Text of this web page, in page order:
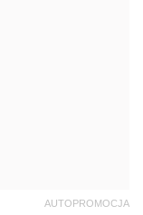
AUTOPROMOCJA